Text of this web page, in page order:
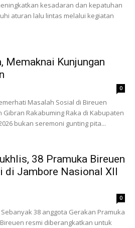
kesadaran dan kepatuhan
aturan lalu lintas melalui kegiatan
Memaknai Kunjungan
0
Masalah Sosial di Bireuen
Gibran Rakabuming Raka di Kabupaten
bukan seremoni gunting pita...
38 Pramuka Bireuen
di Jambore Nasional XII
0
Sebanyak 38 anggota Gerakan Pramuka
resmi diberangkatkan untuk